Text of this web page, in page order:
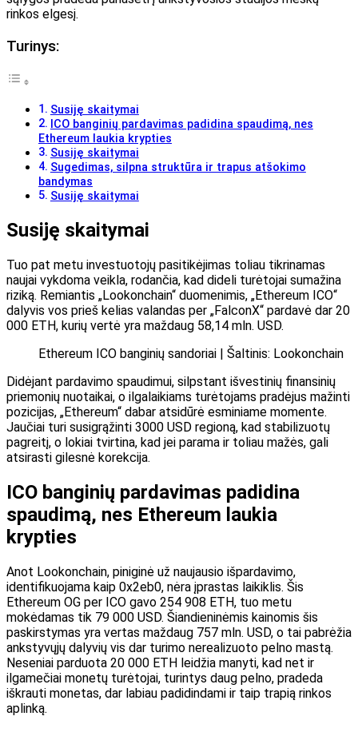
rinkos elgesį.
Turinys:
Susiję skaitymai
ICO banginių pardavimas padidina spaudimą, nes
Ethereum laukia krypties
Susiję skaitymai
Sugedimas, silpna struktūra ir trapus atšokimo
bandymas
Susiję skaitymai
Susiję skaitymai
Tuo pat metu investuotojų pasitikėjimas toliau tikrinamas
naujai vykdoma veikla, rodančia, kad dideli turėtojai sumažina
riziką. Remiantis „Lookonchain“ duomenimis, „Ethereum ICO“
dalyvis vos prieš kelias valandas per „FalconX“ pardavė dar 20
000 ETH, kurių vertė yra maždaug 58,14 mln. USD.
Ethereum ICO banginių sandoriai | Šaltinis: Lookonchain
Didėjant pardavimo spaudimui, silpstant išvestinių finansinių
priemonių nuotaikai, o ilgalaikiams turėtojams pradėjus mažinti
pozicijas, „Ethereum“ dabar atsidūrė esminiame momente.
Jaučiai turi susigrąžinti 3000 USD regioną, kad stabilizuotų
pagreitį, o lokiai tvirtina, kad jei parama ir toliau mažės, gali
atsirasti gilesnė korekcija.
ICO banginių pardavimas padidina
spaudimą, nes Ethereum laukia
krypties
Anot Lookonchain, piniginė už naujausio išpardavimo,
identifikuojama kaip 0x2eb0, nėra įprastas laikiklis. Šis
Ethereum OG per ICO gavo 254 908 ETH, tuo metu
mokėdamas tik 79 000 USD. Šiandieninėmis kainomis šis
paskirstymas yra vertas maždaug 757 mln. USD, o tai pabrėžia
ankstyvųjų dalyvių vis dar turimo nerealizuoto pelno mastą.
Neseniai parduota 20 000 ETH leidžia manyti, kad net ir
ilgamečiai monetų turėtojai, turintys daug pelno, pradeda
iškrauti monetas, dar labiau padidindami ir taip trapią rinkos
aplinką.